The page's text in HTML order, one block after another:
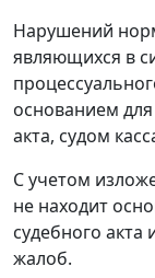
Нарушений
являющихся в
основанием
акта, судом
С учетом
не находит
судебного акта
жалоб.